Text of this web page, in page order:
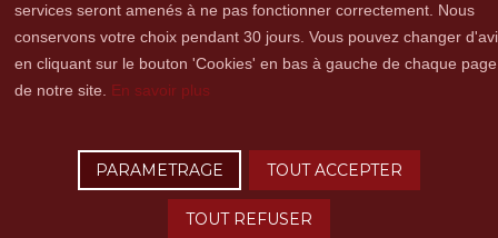
Vidéothèque Hommage à Guy Cavagnac Mentions Légales
Copyright © 2016 Gindou Cinéma | Gindou Cinéma -Le Bourg - 46250 Gindou |
Lyncee, Infographie: PAO, Multimédia & Web Design
services seront amenés à ne pas fonctionner correctement. Nous
conservons votre choix pendant 30 jours. Vous pouvez changer
en cliquant sur le bouton 'Cookies' en bas à gauche de chaque page
de notre site. En savoir plus
PARAMETRAGE TOUT ACCEPTER
TOUT REFUSER